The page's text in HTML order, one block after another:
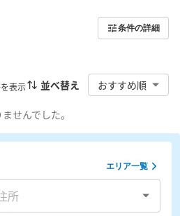
条件の詳細
表示 並べ替え おすすめ順
せんでした。
エリア一覧